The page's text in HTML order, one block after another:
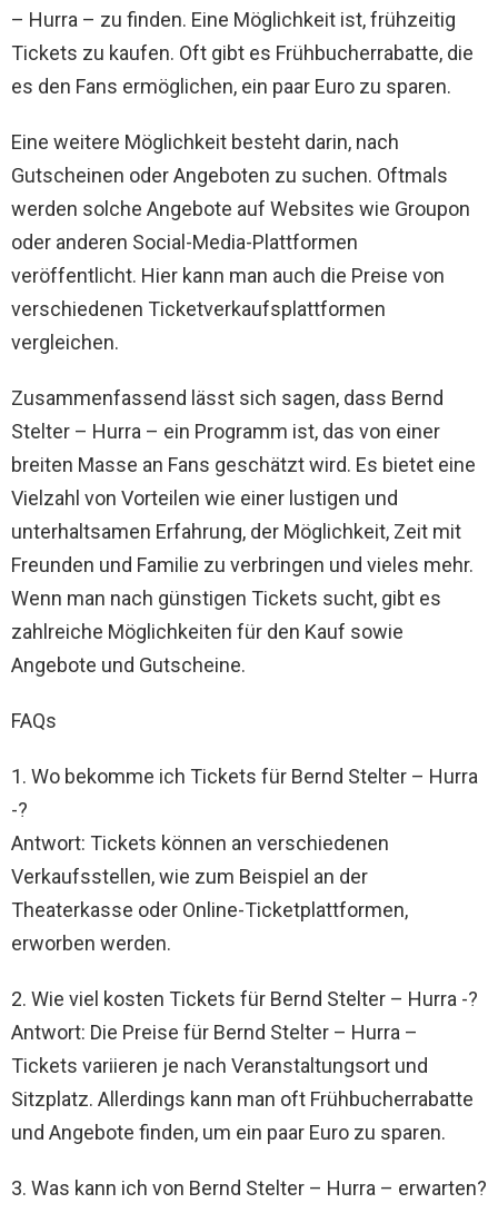
– Hurra – zu finden. Eine Möglichkeit ist, frühzeitig
Tickets zu kaufen. Oft gibt es Frühbucherrabatte, die
es den Fans ermöglichen, ein paar Euro zu sparen.
Eine weitere Möglichkeit besteht darin, nach
Gutscheinen oder Angeboten zu suchen. Oftmals
werden solche Angebote auf Websites wie Groupon
oder anderen Social-Media-Plattformen
veröffentlicht. Hier kann man auch die Preise von
verschiedenen Ticketverkaufsplattformen
vergleichen.
Zusammenfassend lässt sich sagen, dass Bernd
Stelter – Hurra – ein Programm ist, das von einer
breiten Masse an Fans geschätzt wird. Es bietet eine
Vielzahl von Vorteilen wie einer lustigen und
unterhaltsamen Erfahrung, der Möglichkeit, Zeit mit
Freunden und Familie zu verbringen und vieles mehr.
Wenn man nach günstigen Tickets sucht, gibt es
zahlreiche Möglichkeiten für den Kauf sowie
Angebote und Gutscheine.
FAQs
1. Wo bekomme ich Tickets für Bernd Stelter – Hurra
-?
Antwort: Tickets können an verschiedenen
Verkaufsstellen, wie zum Beispiel an der
Theaterkasse oder Online-Ticketplattformen,
erworben werden.
2. Wie viel kosten Tickets für Bernd Stelter – Hurra -?
Antwort: Die Preise für Bernd Stelter – Hurra –
Tickets variieren je nach Veranstaltungsort und
Sitzplatz. Allerdings kann man oft Frühbucherrabatte
und Angebote finden, um ein paar Euro zu sparen.
3. Was kann ich von Bernd Stelter – Hurra – erwarten?